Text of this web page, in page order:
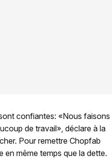
confiantes: «Nous faisons
de travail», déclare à la
Pour remettre Chopfab
en même temps que la dette.